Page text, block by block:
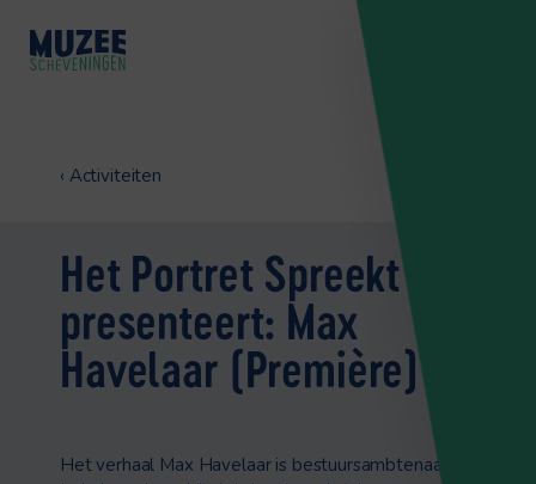
‹ Activiteiten
Het Portret Spreekt
presenteert: Max
Havelaar (Première)
Het verhaal Max Havelaar is bestuursambtenaar in